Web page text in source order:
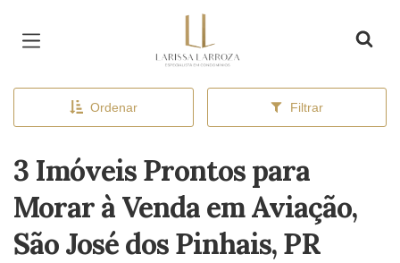
Ordenar Filtrar
3 Imóveis Prontos para
Morar à Venda em Aviação,
São José dos Pinhais, PR